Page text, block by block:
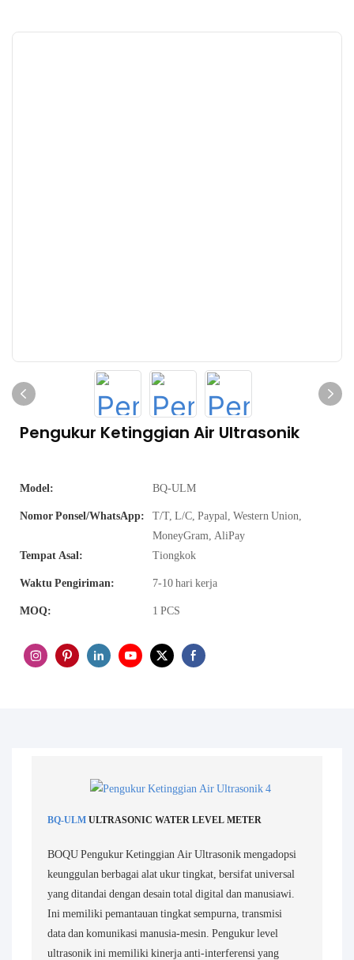
Pengukur Ketinggian Air Ultrasonik
Model: BQ-ULM
Nomor Ponsel/WhatsApp:
T/T, L/C, Paypal, Western Union,
MoneyGram, AliPay
Tempat Asal:
Tiongkok
Waktu Pengiriman: 7-10 hari kerja
MOQ: 1 PCS
BQ-ULMULTRASONIC WATER LEVEL METER
BOQU Pengukur Ketinggian Air Ultrasonik mengadopsi
keunggulan berbagai alat ukur tingkat, bersifat universal
yang ditandai dengan desain total digital dan manusiawi.
Ini memiliki pemantauan tingkat sempurna, transmisi
data dan komunikasi manusia-mesin. Pengukur level
ultrasonik ini memiliki kinerja anti-interferensi yang